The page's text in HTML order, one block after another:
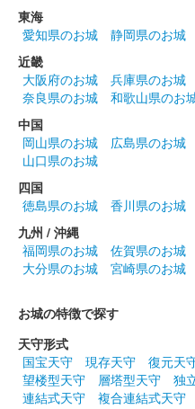
見
販売終了
2024年10月13、14日に開催
の丸岡城天守を国宝にする市
印。
丸岡城 御城印
販売終了
2024年10月13、14日に開催
印。
丸岡城 御城印
越
東海
愛知県のお城
静岡県のお城
近畿
大阪府のお城
兵庫県のお城
奈良県のお城
和歌山県のお
中国
岡山県のお城
広島県のお城
山口県のお城
四国
徳島県のお城
香川県のお城
九州 / 沖縄
福岡県のお城
佐賀県のお城
大分県のお城
宮崎県のお城
お城の特徴で探す
天守形式
国宝天守
現存天守 復元天
望楼型天守
層塔型天守 独
連結式天守
複合連結式天守